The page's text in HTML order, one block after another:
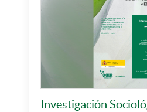
Investigación